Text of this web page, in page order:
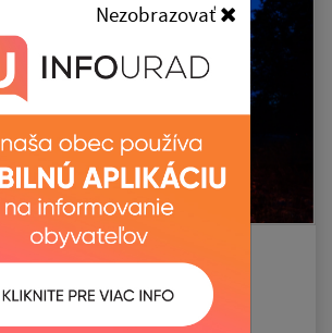
Nezobrazovať
zvýšeného nebezpečenstva